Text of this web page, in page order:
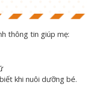
thông tin giúp mẹ:
khi nuôi dưỡng bé.